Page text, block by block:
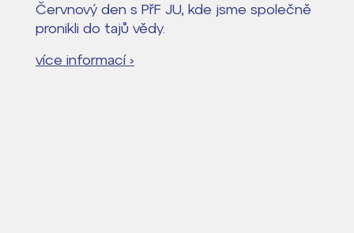
Červnový den s PřF JU, kde jsme společně
pronikli do tajů vědy.
více informací ›